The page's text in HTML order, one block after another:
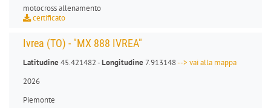
motocross allenamento
certificato
Ivrea (TO) - "MX 888 IVREA"
Latitudine45.421482 -Longitudine7.913148--> vai alla mappa
2026
Piemonte